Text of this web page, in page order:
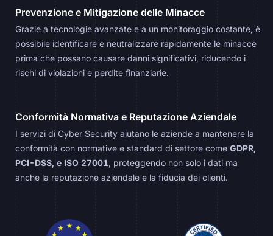
Prevenzione e Mitigazione delle Minacce
Grazie a tecnologie avanzate e a un monitoraggio costante, è
possibile identificare e neutralizzare rapidamente le minacce
prima che possano causare danni significativi, riducendo i
rischi di violazioni e perdite finanziarie.
Conformità Normativa e Reputazione Aziendale
I servizi di Cyber Security aiutano le aziende a mantenere la
conformità con normative e standard di settore come GDPR,
PCI-DSS, e ISO 27001, proteggendo non solo i dati ma
anche la reputazione aziendale e la fiducia dei clienti.